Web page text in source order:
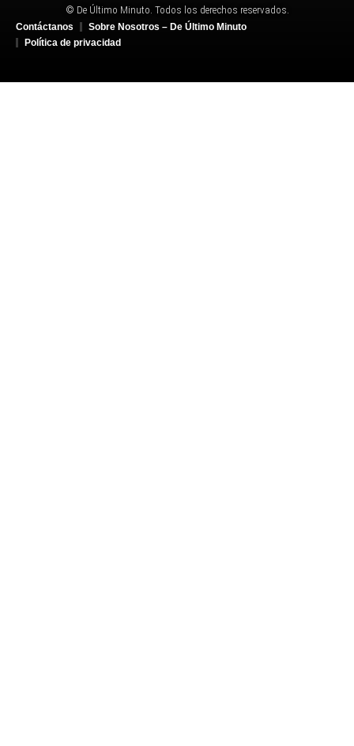
© De Último Minuto. Todos los derechos reservados.
Contáctanos
Sobre Nosotros – De Último Minuto
Política de privacidad